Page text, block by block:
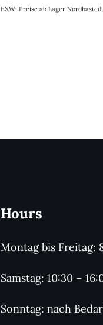
EXW: Preise ab Lager
Hours
Montag bis Freitag:
Samstag: 10:30 –
Sonntag: nach